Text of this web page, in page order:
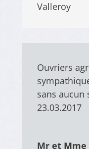
Valleroy
Ouvriers
sans aucun
23.03.2017
Mr et Mme